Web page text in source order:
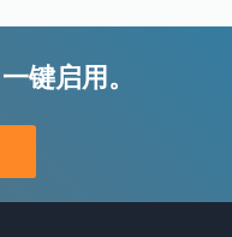
键启用。